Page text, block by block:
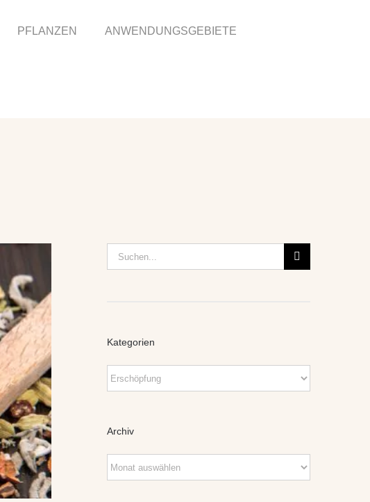
PFLANZEN ANWENDUNGSGEBIETE
Suche
nach:
Kategorien
Kategorien
Archiv
Archiv